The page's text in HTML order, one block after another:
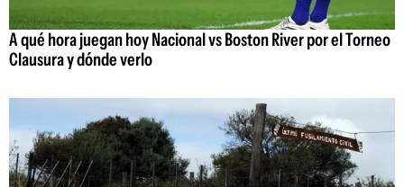
A qué hora juegan hoy Nacional vs Boston River por el Torneo
Clausura y dónde verlo